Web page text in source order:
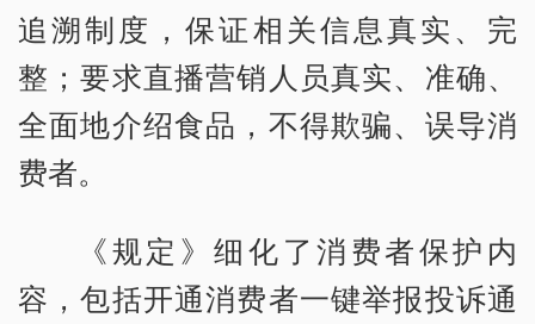
追溯制度，保证相关信息真实、完
整；要求直播营销人员真实、准确、
全面地介绍食品，不得欺骗、误导消
费者。
《规定》细化了消费者保护内
容，包括开通消费者一键举报投诉通